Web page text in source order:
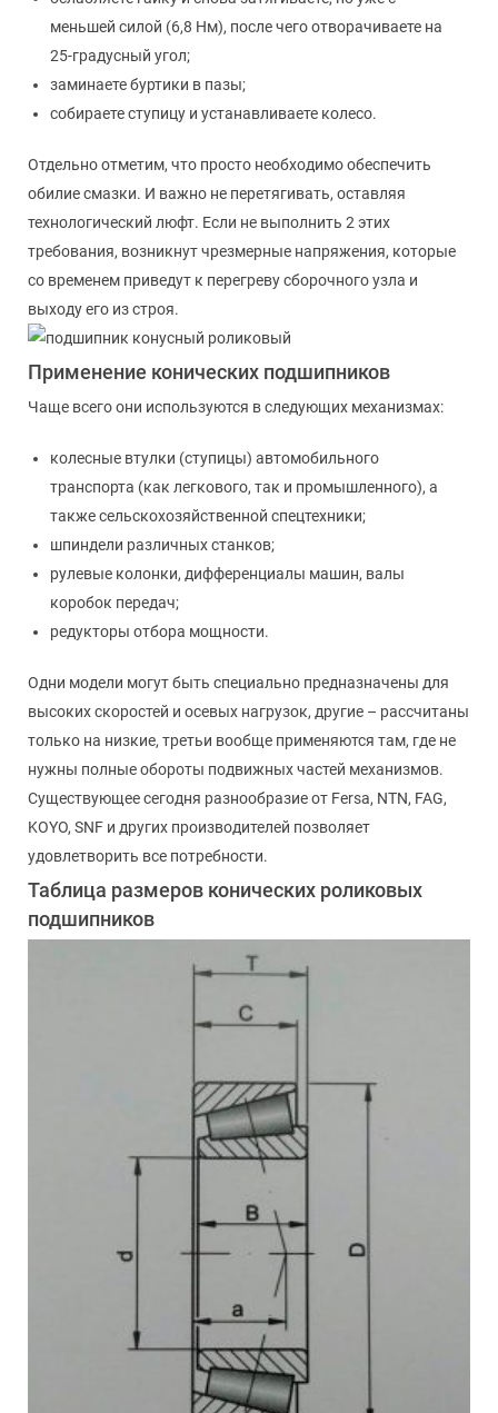
меньшей силой (6,8 Нм), после чего отворачиваете на
25-градусный угол;
заминаете буртики в пазы;
собираете ступицу и устанавливаете колесо.
Отдельно отметим, что просто необходимо обеспечить
обилие смазки. И важно не перетягивать, оставляя
технологический люфт. Если не выполнить 2 этих
требования, возникнут чрезмерные напряжения, которые
со временем приведут к перегреву сборочного узла и
выходу его из строя.
Применение конических подшипников
Чаще всего они используются в следующих механизмах:
колесные втулки (ступицы) автомобильного
транспорта (как легкового, так и промышленного), а
также сельскохозяйственной спецтехники;
шпиндели различных станков;
рулевые колонки, дифференциалы машин, валы
коробок передач;
редукторы отбора мощности.
Одни модели могут быть специально предназначены для
высоких скоростей и осевых нагрузок, другие – рассчитаны
только на низкие, третьи вообще применяются там, где не
нужны полные обороты подвижных частей механизмов.
Существующее сегодня разнообразие от Fersa, NTN, FAG,
KOYO, SNF и других производителей позволяет
удовлетворить все потребности.
Таблица размеров конических роликовых
подшипников